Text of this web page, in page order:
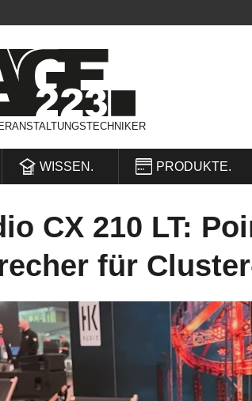
WISSEN. PRODUKTE.
CX 210 LT:
für